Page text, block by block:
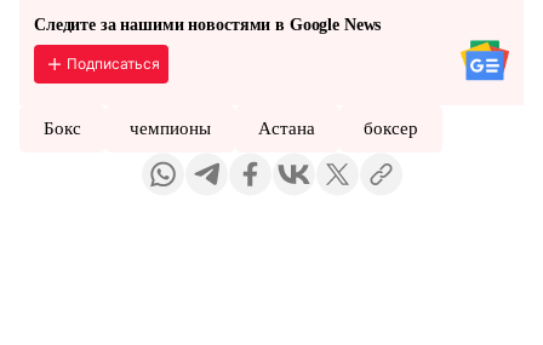
Следите за нашими новостями в Google News
Подписаться
Бокс чемпионы Астана боксер